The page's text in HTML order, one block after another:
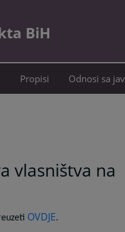
BiH
sadržaj
Propisi Odnosi sa
vlasništva na
OVDJE.